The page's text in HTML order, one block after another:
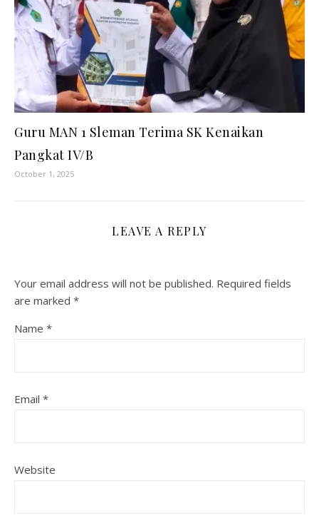
Guru MAN 1 Sleman Terima SK Kenaikan
Pangkat IV/B
October 1, 2025
LEAVE A REPLY
Your email address will not be published. Required fields
are marked *
Name *
Email *
Website